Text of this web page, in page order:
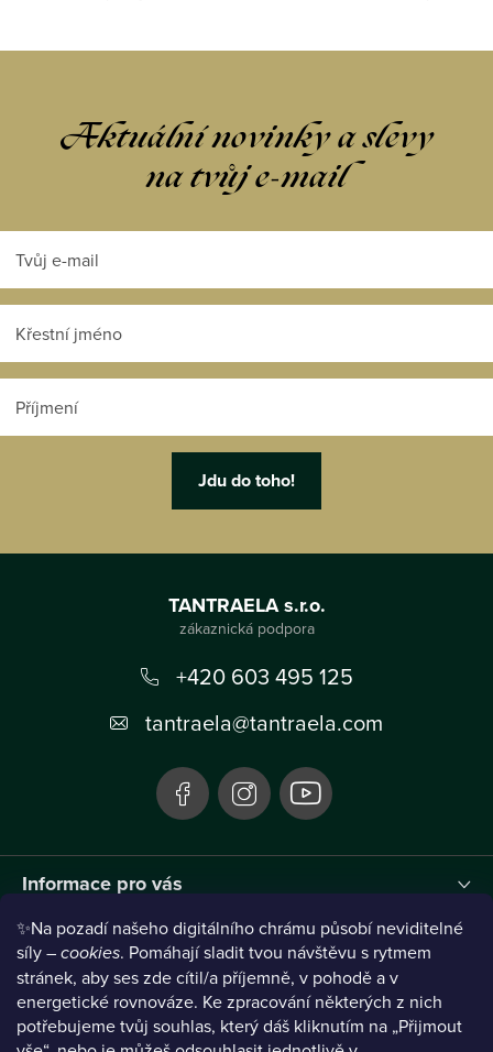
✨Na pozadí našeho digitálního chrámu působí neviditelné
síly –cookies. Pomáhají sladit tvou návštěvu s rytmem
stránek, aby ses zde cítil/a příjemně, v pohodě a v
energetické rovnováze. Ke zpracování některých z nich
potřebujeme tvůj souhlas, který dáš kliknutím na „Přijmout
Aktuální novinky a slevy
na tvůj e-mail
TANTRAELA s.r.o.
+420 603 495 125
tantraela@tantraela.com
Informace pro vás
Instagram